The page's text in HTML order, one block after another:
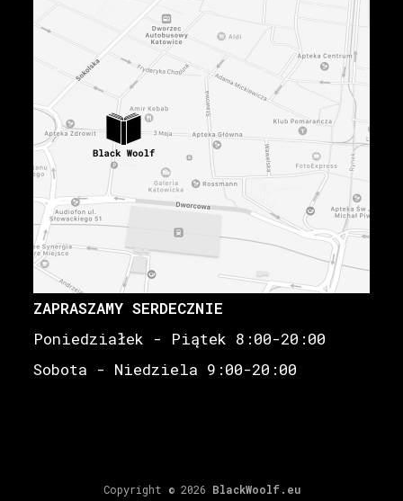
ZAPRASZAMY SERDECZNIE
Poniedziałek - Piątek 8:00-20:00
Sobota - Niedziela 9:00-20:00
Copyright © 2026 BlackWoolf.eu